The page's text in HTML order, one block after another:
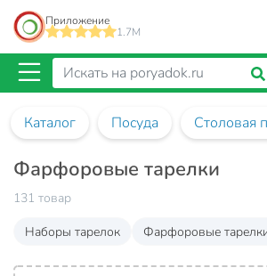
Приложение
1.7M
Каталог Посуда Столовая
Фарфоровые тарелки
131 товар
Наборы тарелок
Фарфоровые